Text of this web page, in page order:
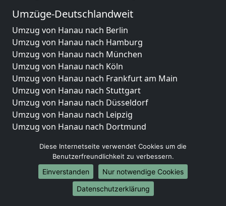
Umzüge-Deutschlandweit
Umzug von Hanau nach Berlin
Umzug von Hanau nach Hamburg
Umzug von Hanau nach München
Umzug von Hanau nach Köln
Umzug von Hanau nach Frankfurt am Main
Umzug von Hanau nach Stuttgart
Umzug von Hanau nach Düsseldorf
Umzug von Hanau nach Leipzig
Umzug von Hanau nach Dortmund
Umzug von Hanau nach Bremen
Umzug von Hanau nach Dresden
Umzug von Hanau nach Hannover
Umzug von Hanau nach Nürnberg
Umzug von Hanau nach Duisburg
Diese Internetseite verwendet Cookies um die
Benutzerfreundlichkeit zu verbessern.
Einverstanden
Nur notwendige Cookies
Datenschutzerklärung